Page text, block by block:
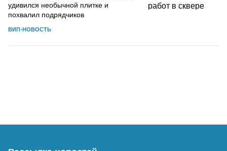
удивился необычной плитке и
похвалил подрядчиков
ВИП-НОВОСТЬ